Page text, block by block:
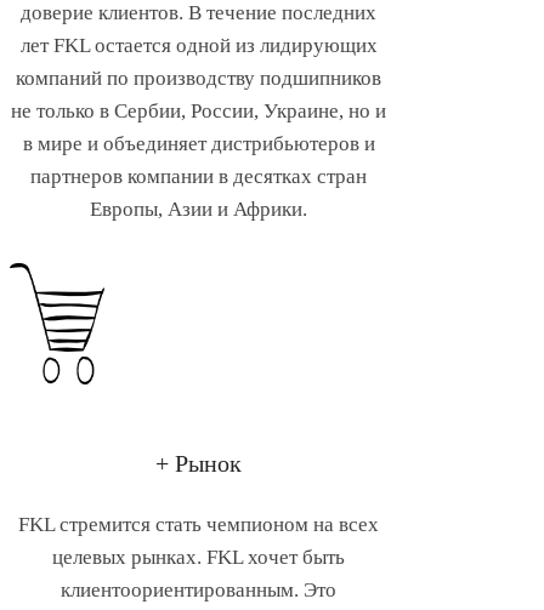
доверие клиентов. В течение последних
лет FKL остается одной из лидирующих
компаний по производству подшипников
не только в Сербии, России, Украине, но и
в мире и объединяет дистрибьютеров и
партнеров компании в десятках стран
Европы, Азии и Африки.
+ Рынок
FKL стремится стать чемпионом на всех
целевых рынках. FKL хочет быть
клиентоориентированным. Это